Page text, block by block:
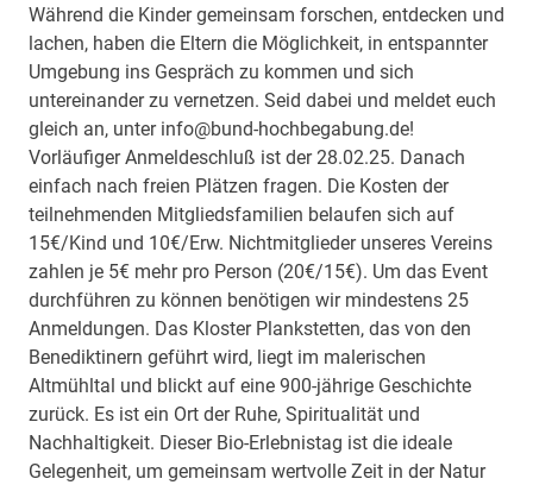
Während die Kinder gemeinsam forschen, entdecken und
lachen, haben die Eltern die Möglichkeit, in entspannter
Umgebung ins Gespräch zu kommen und sich
untereinander zu vernetzen. Seid dabei und meldet euch
gleich an, unter info@bund-hochbegabung.de!
Vorläufiger Anmeldeschluß ist der 28.02.25. Danach
einfach nach freien Plätzen fragen. Die Kosten der
teilnehmenden Mitgliedsfamilien belaufen sich auf
15€/Kind und 10€/Erw. Nichtmitglieder unseres Vereins
zahlen je 5€ mehr pro Person (20€/15€). Um das Event
durchführen zu können benötigen wir mindestens 25
Anmeldungen. Das Kloster Plankstetten, das von den
Benediktinern geführt wird, liegt im malerischen
Altmühltal und blickt auf eine 900-jährige Geschichte
zurück. Es ist ein Ort der Ruhe, Spiritualität und
Nachhaltigkeit. Dieser Bio-Erlebnistag ist die ideale
Gelegenheit, um gemeinsam wertvolle Zeit in der Natur